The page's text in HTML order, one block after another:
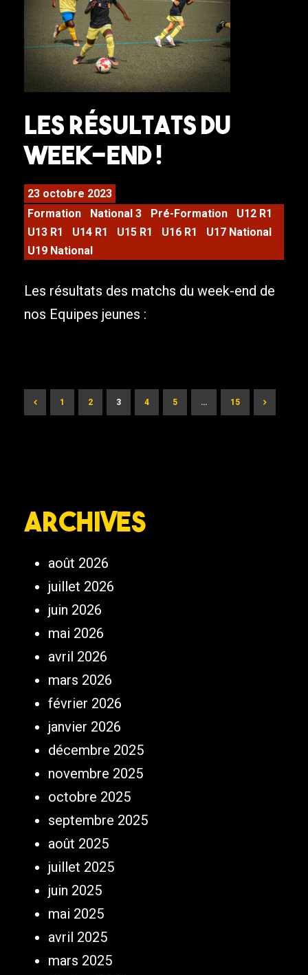
LES RÉSULTATS DU
WEEK-END !
23 octobre 2023
Formation
National 3 Pré-Formation
U12 R1
U13 R1
U14 R1 U15 R1 U16 R1
U17 National
U19 National
Les résultats des matchs du week-end de
nos Equipes jeunes :
1 2 3 4 5 … 15
Archives
août 2026
juillet 2026
juin 2026
mai 2026
avril 2026
mars 2026
février 2026
janvier 2026
décembre 2025
novembre 2025
octobre 2025
septembre 2025
août 2025
juillet 2025
juin 2025
mai 2025
avril 2025
mars 2025